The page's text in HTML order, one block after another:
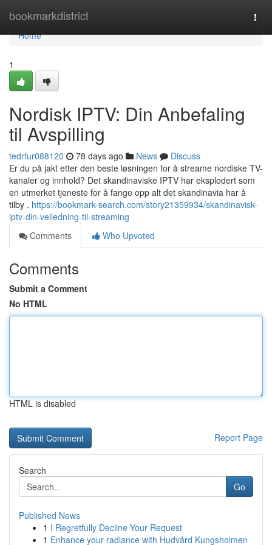
bookmarkdistrict
Home
Home
1
Nordisk IPTV: Din Anbefaling
til Avspilling
tedrfur088120 78 days ago News
Discuss
Er du på jakt etter den beste løsningen for å streame nordiske TV-
kanaler og innhold? Det skandinaviske IPTV har eksplodert som
en utmerket tjeneste for å fange opp alt det skandinavia har å
tilby . https://bookmark-search.com/story21359934/skandinavisk-
iptv-din-veiledning-til-streaming
Comments
Who Upvoted
Comments
Submit a Comment
No HTML
HTML is disabled
Report Page
Search
Go
Published News
1 I Regretfully Decline Your Request
1 Enhance your radiance with Hudvård Kungsholmen